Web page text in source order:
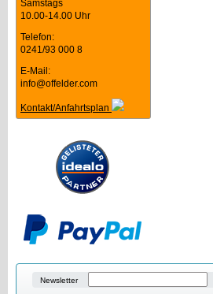
Samstags
10.00-14.00 Uhr
Telefon:
0241/93 000 8
E-Mail:
info@offelder.com
Kontakt/Anfahrtsplan
Newsletter